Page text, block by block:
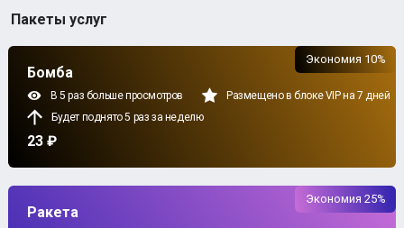
Пакеты услуг
Бомба
В 5 раз больше просмотров
Размещено в блоке VIP на 7 дней
Будет поднято 5 раз за неделю
23 ₽
Экономия 10%
Ракета
Экономия 25%